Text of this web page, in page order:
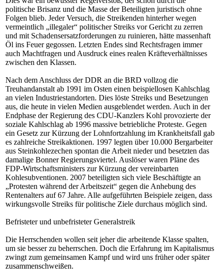
politische Brisanz und die Masse der Beteiligten juristisch ohne
Folgen blieb. Jeder Versuch, die Streikenden hinterher wegen
vermeintlich „illegaler“ politischer Streiks vor Gericht zu zerren
und mit Schadensersatzforderungen zu ruinieren, hätte massenhaft
Öl ins Feuer gegossen. Letzten Endes sind Rechtsfragen immer
auch Machtfragen und Ausdruck eines realen Kräfteverhältnisses
zwischen den Klassen.
Nach dem Anschluss der DDR an die BRD vollzog die
Treuhandanstalt ab 1991 im Osten einen beispiellosen Kahlschlag
an vielen Industriestandorten. Dies löste Streiks und Besetzungen
aus, die heute in vielen Medien ausgeblendet werden. Auch in der
Endphase der Regierung des CDU-Kanzlers Kohl provozierte der
soziale Kahlschlag ab 1996 massive betriebliche Proteste. Gegen
ein Gesetz zur Kürzung der Lohnfortzahlung im Krankheitsfall gab
es zahlreiche Streikaktionen. 1997 legten über 10.000 Bergarbeiter
aus Steinkohlezechen spontan die Arbeit nieder und besetzten das
damalige Bonner Regierungsviertel. Auslöser waren Pläne des
FDP-Wirtschaftsministers zur Kürzung der vereinbarten
Kohlesubventionen. 2007 beteiligten sich viele Beschäftigte an
„Protesten während der Arbeitszeit“ gegen die Anhebung des
Rentenalters auf 67 Jahre. Alle aufgeführten Beispiele zeigen, dass
wirkungsvolle Streiks für politische Ziele durchaus möglich sind.
Befristeter und unbefristeter Generalstreik
Die Herrschenden wollen seit jeher die arbeitende Klasse spalten,
um sie besser zu beherrschen. Doch die Erfahrung im Kapitalismus
zwingt zum gemeinsamen Kampf und wird uns früher oder später
zusammenschweißen.